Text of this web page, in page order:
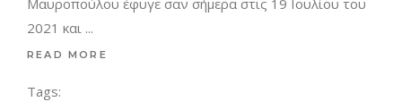
Μαυροπούλου έφυγε σαν σήμερα στις 19 Ιουλίου του
2021 και
READ MORE
Tags: